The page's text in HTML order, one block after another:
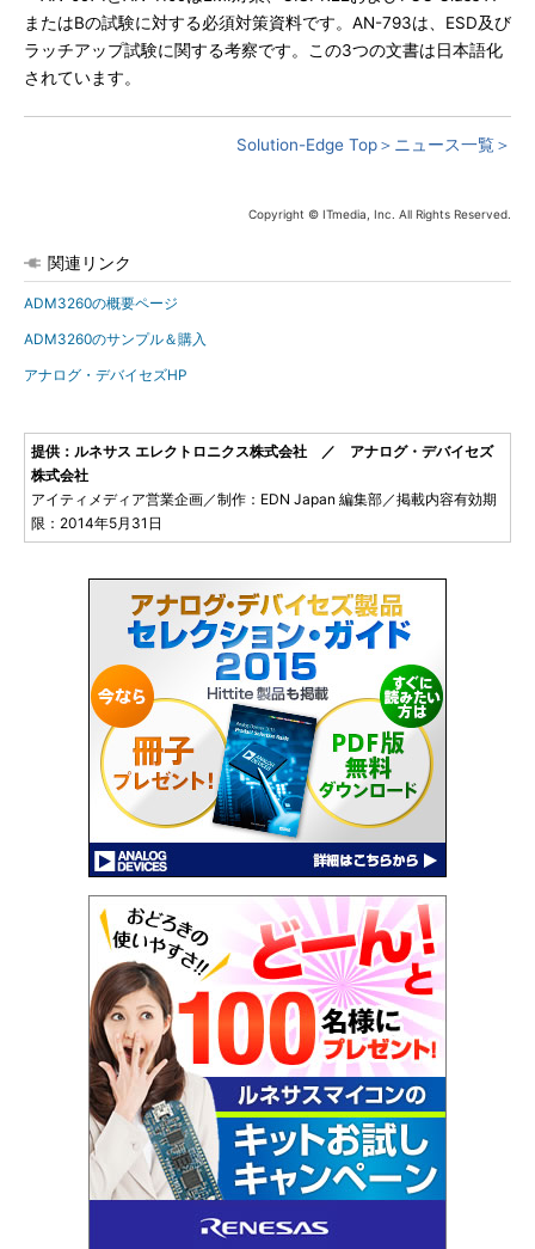
またはBの試験に対する必須対策資料です。AN-793は、ESD及び
ラッチアップ試験に関する考察です。この3つの文書は日本語化
されています。
Solution-Edge Top＞ ニュース一覧＞
Copyright © ITmedia, Inc. All Rights Reserved.
関連リンク
ADM3260の概要ページ
ADM3260のサンプル＆購入
アナログ・デバイセズHP
提供：ルネサス エレクトロニクス株式会社 ／ アナログ・デバイセズ
株式会社
アイティメディア営業企画／制作：EDN Japan 編集部／掲載内容有効期
限：2014年5月31日